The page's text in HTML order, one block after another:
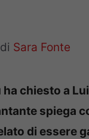
di Sara Fonte
chiesto a
spiega
di essere